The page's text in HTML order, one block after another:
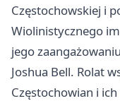
Częstochowskiej i
Wiolinistycznego
jego
Joshua Bell. Rolat
Częstochowian i